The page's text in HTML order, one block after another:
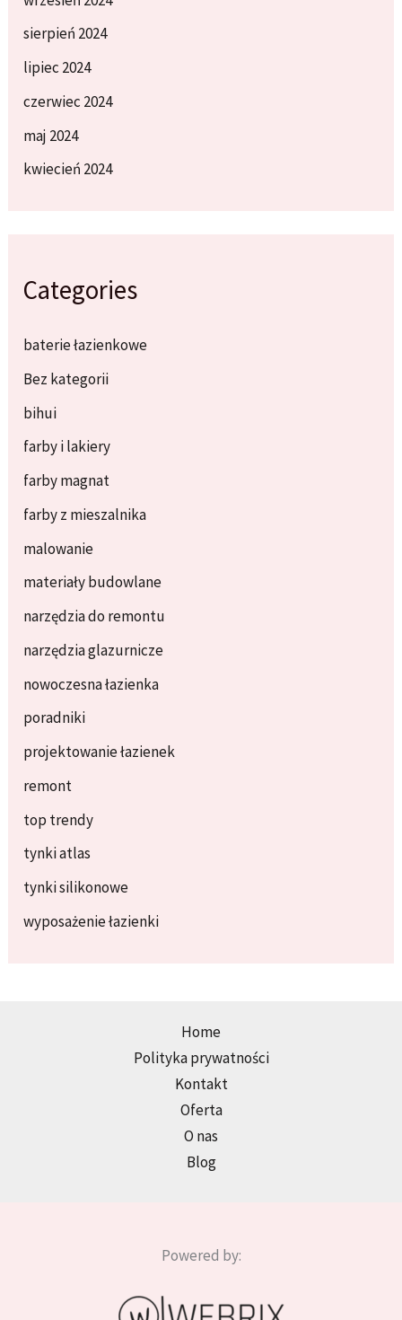
sierpień 2024
lipiec 2024
czerwiec 2024
maj 2024
kwiecień 2024
Categories
baterie łazienkowe
Bez kategorii
bihui
farby i lakiery
farby magnat
farby z mieszalnika
malowanie
materiały budowlane
narzędzia do remontu
narzędzia glazurnicze
nowoczesna łazienka
poradniki
projektowanie łazienek
remont
top trendy
tynki atlas
tynki silikonowe
wyposażenie łazienki
Home
Polityka prywatności
Kontakt
Oferta
O nas
Blog
Powered by: